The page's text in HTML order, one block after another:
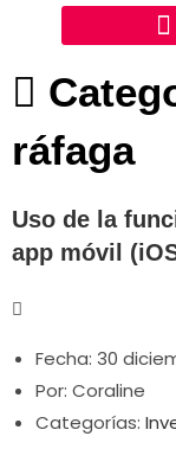
ráfaga
Uso de la
app móvil
Fecha: 30
Por: Coraline
Categorías: